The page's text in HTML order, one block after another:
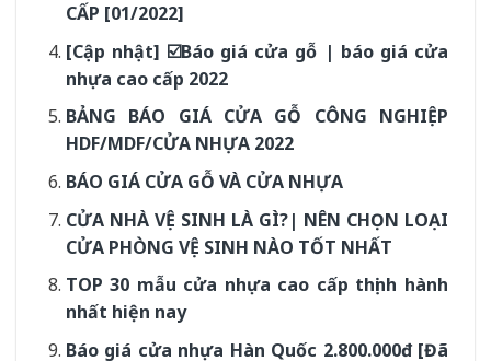
CẤP [01/2022]
[Cập nhật] ☑️Báo giá cửa gỗ | báo giá cửa
nhựa cao cấp 2022
BẢNG BÁO GIÁ CỬA GỖ CÔNG NGHIỆP
HDF/MDF/CỬA NHỰA 2022
BÁO GIÁ CỬA GỖ VÀ CỬA NHỰA
CỬA NHÀ VỆ SINH LÀ GÌ?| NÊN CHỌN LOẠI
CỬA PHÒNG VỆ SINH NÀO TỐT NHẤT
TOP 30 mẫu cửa nhựa cao cấp thịnh hành
nhất hiện nay
Báo giá cửa nhựa Hàn Quốc 2.800.000đ [Đã